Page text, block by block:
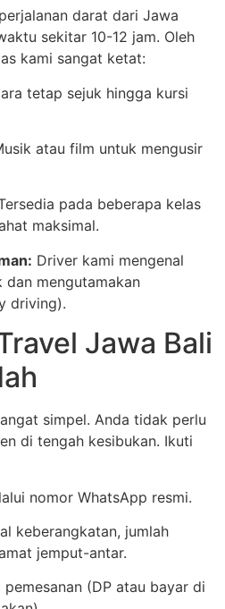
darat dari Jawa
sekitar 10-12 jam. Oleh
kami sangat ketat:
tetap sejuk hingga kursi
atau film untuk mengusir
pada beberapa kelas
maksimal.
Driver kami mengenal
dan mengutamakan
driving).
Jawa Bali
simpel. Anda tidak perlu
di tengah kesibukan. Ikuti
nomor WhatsApp resmi.
keberangkatan, jumlah
jemput-antar.
(DP atau bayar di